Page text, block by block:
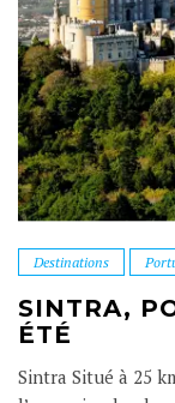
Destinations
SINTRA,
ÉTÉ
Sintra Situé à 25